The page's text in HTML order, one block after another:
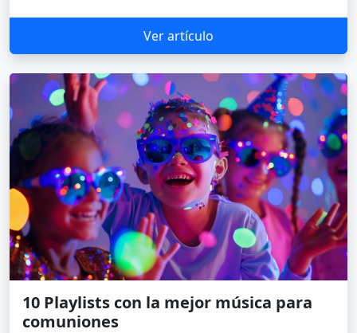
Ver artículo
10 Playlists con la mejor música para
comuniones